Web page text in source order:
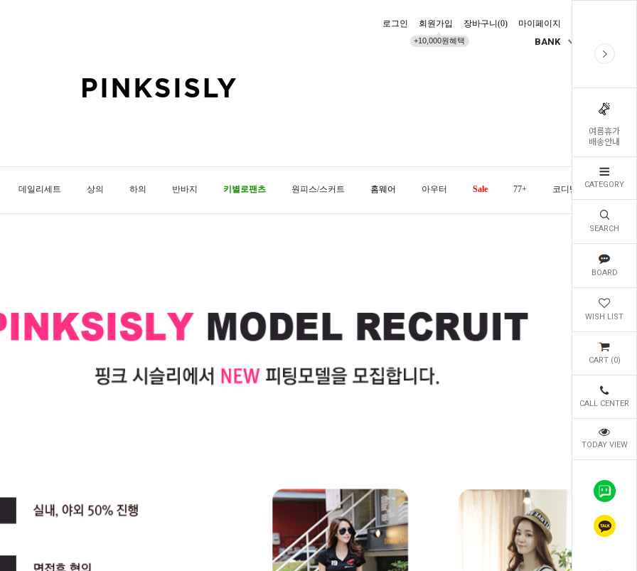
여름휴가
배송안내
CATEGORY
SEARCH
BOARD
WISH LIST
CART (0)
CALL CENTER
TODAY VIEW
로그인 회원가입
+10,000원혜택
장바구니(0) 마이페이지
BANK
데일리세트 상의 하의 반바지 키별로팬츠 원피스/스커트 홈웨어 아우터 Sale 77+ 코디템 오늘발송